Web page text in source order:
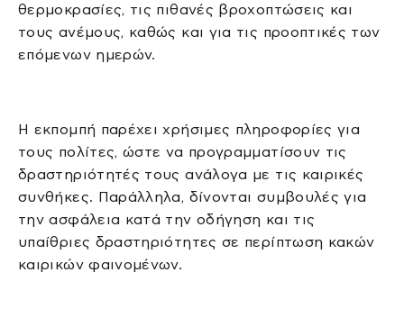
θερμοκρασίες, τις πιθανές βροχοπτώσεις και
τους ανέμους, καθώς και για τις προοπτικές των
επόμενων ημερών.
Η εκπομπή παρέχει χρήσιμες πληροφορίες για
τους πολίτες, ώστε να προγραμματίσουν τις
δραστηριότητές τους ανάλογα με τις καιρικές
συνθήκες. Παράλληλα, δίνονται συμβουλές για
την ασφάλεια κατά την οδήγηση και τις
υπαίθριες δραστηριότητες σε περίπτωση κακών
καιρικών φαινομένων.